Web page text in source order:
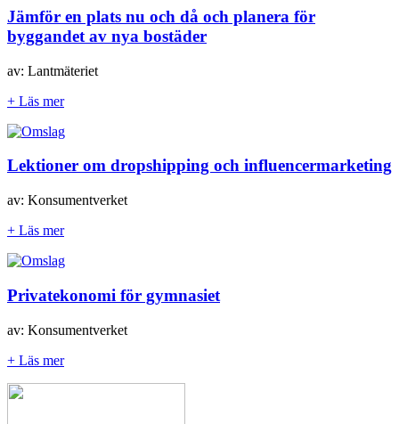
Jämför en plats nu och då och planera för
byggandet av nya bostäder
av: Lantmäteriet
+ Läs mer
Lektioner om dropshipping och influencermarketing
av: Konsumentverket
+ Läs mer
Privatekonomi för gymnasiet
av: Konsumentverket
+ Läs mer